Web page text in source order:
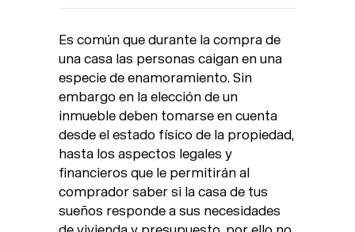
Es común que durante la compra de
una casa las personas caigan en una
especie de enamoramiento. Sin
embargo en la elección de un
inmueble deben tomarse en cuenta
desde el estado físico de la propiedad,
hasta los aspectos legales y
financieros que le permitirán al
comprador saber si la casa de tus
sueños responde a sus necesidades